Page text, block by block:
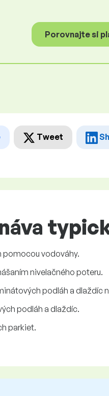
Porovnajte si
Tweet
pomocou vodováhy.
nivelačného poteru.
podláh a dlaždíc
podláh a dlaždíc.
parkiet.